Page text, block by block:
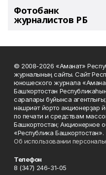
Фотобанк
журналистов РБ
© 2008-2026 «Аманат»
журналының сайты. Сайт
юношеского журнала
Башҡортостан
саралары буйынса
нәшриәт йорто акционерҙар
по печати и средствам
Башкортостан; Акционерное
«Республика Башкортостан».
Об использовании
Телефон
8 (347) 246-31-05